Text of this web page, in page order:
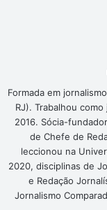
Formada em
RJ). Trabalhou
2016. Sócia-
de Chefe de
leccionou na
2020, disciplinas de
e Redação
Jornalismo